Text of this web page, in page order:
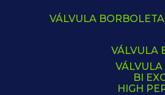
VÁLVULA
BI
HIGH